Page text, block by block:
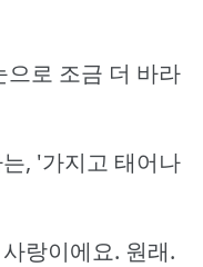
으로 조금 더 바라
, '가지고 태어나
랑이에요. 원래.